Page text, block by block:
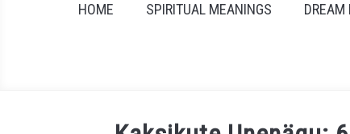
HOME SPIRITUAL MEANINGS DREAM